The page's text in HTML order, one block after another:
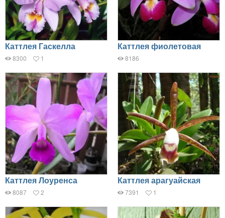
Каттлея Гаскелла
8300 1
Каттлея фиолетовая
8186
Каттлея Лоуренса
8087 2
Каттлея арагуайская
7391 1